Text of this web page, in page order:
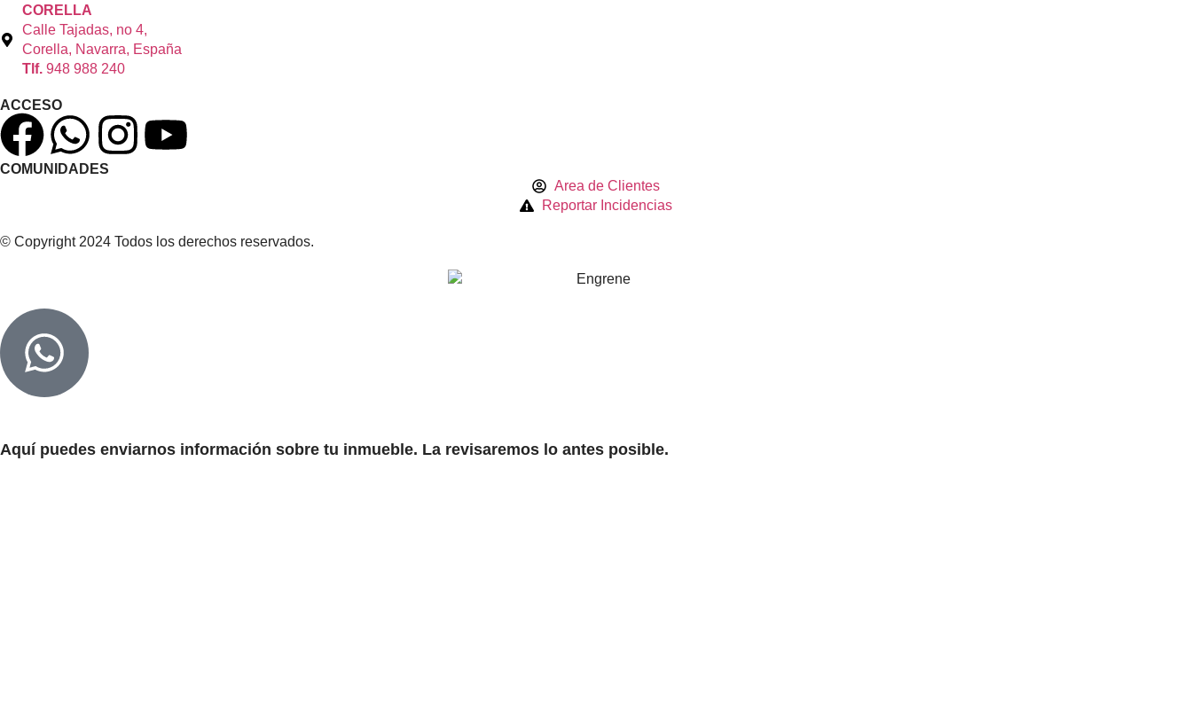
CORELLA
Calle Tajadas, no 4,
Corella, Navarra, España
Tlf. 948 988 240
ACCESO
COMUNIDADES
Area de Clientes
Reportar Incidencias
© Copyright 2024 Todos los derechos reservados.
Aquí puedes enviarnos información sobre tu inmueble. La revisaremos lo antes posible.